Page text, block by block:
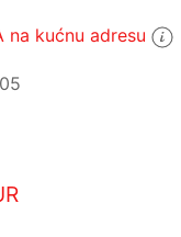
na kućnu adresu